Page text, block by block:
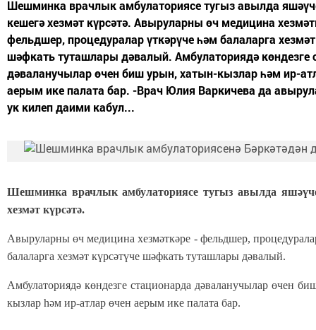
Шешминка врачлык амбулаториясе тугыз авылда
кешегә хезмәт күрсәтә. Авыруларны өч медицина
фельдшер, процедуралар үткәрүче һәм балаларга хезмәт
шәфкать туташлары дәвалый. Амбулаториядә көндезге
дәваланучылар өчен биш урын, хатын-кызлар һәм ир-
аерым ике палата бар. -Врач Юлия Варкичева да
ук килеп даими кабул...
Шешминка врачлык амбулаториясе тугыз авылда
хезмәт күрсәтә.
Авыруларны өч медицина хезмәткәре - фельдшер,
балаларга хезмәт күрсәтүче шәфкать туташлары дәвалый.
Амбулаториядә көндезге стационарда дәваланучылар өчен
кызлар һәм ир-атлар өчен аерым ике палата бар.